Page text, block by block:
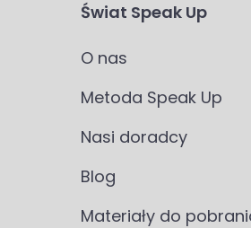
Świat Speak Up
O nas
Metoda Speak Up
Nasi doradcy
Blog
Materiały do